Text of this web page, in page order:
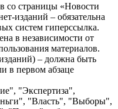
со страницы «Новости
изданий – обязательна
систем гиперссылка.
в независимости от
материалов.
– должна быть
в первом абзаце
"Экспертиза",
"Власть", "Выборы",